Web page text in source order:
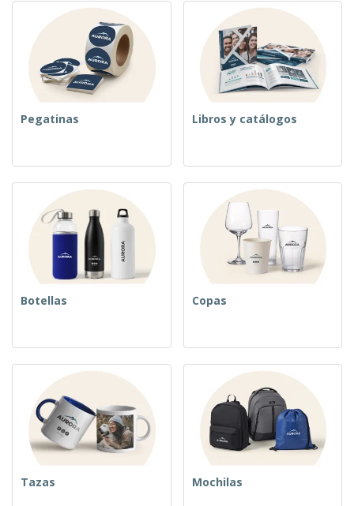
Pegatinas Libros y catálogos
Botellas Copas
Tazas Mochilas